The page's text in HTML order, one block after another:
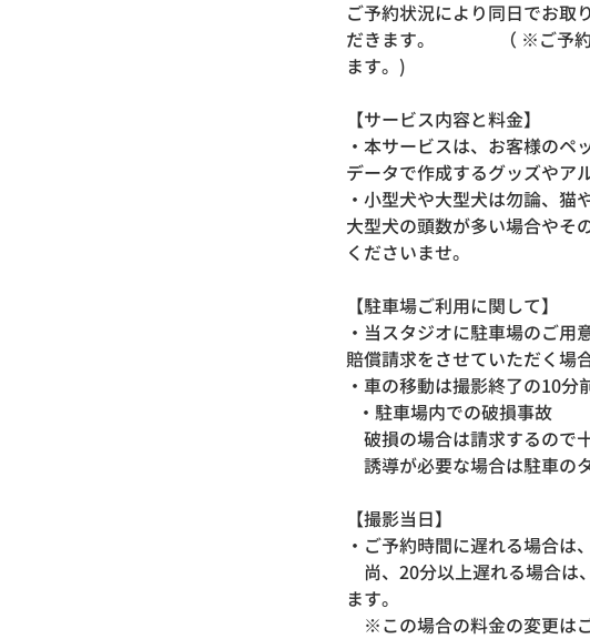
ご予約状況により同日でお取
だきます。 （ ※ご予約確
ます。)
【サービス内容と料金】
・本サービスは、お客様の
データで作成するグッズやア
・小型犬や大型犬は勿論、猫
大型犬の頭数が多い場合やそ
くださいませ。
【駐車場ご利用に関して】
・当スタジオに駐車場のご
賠償請求をさせていただく場
・車の移動は撮影終了の10分
・駐車場内での破損事故
破損の場合は請求するので
誘導が必要な場合は駐車の
【撮影当日】
・ご予約時間に遅れる場合は
尚、20分以上遅れる場合は
ます。
※この場合の料金の変更はご